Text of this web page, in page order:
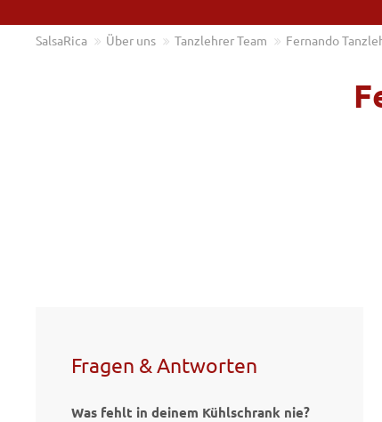
SalsaRica Über uns Tanzlehrer Team Fernando
Fragen & Antworten
Was fehlt in deinem Kühlschrank nie?